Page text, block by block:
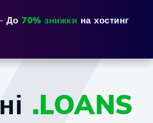
До 70% знижки на хостинг
.LOANS